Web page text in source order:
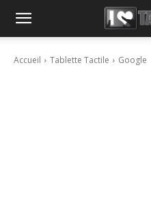
Accueil Tablette Tactile Google